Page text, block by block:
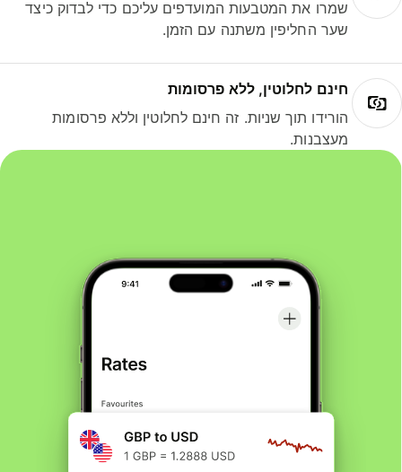
שמרו את המטבעות המועדפים עליכם כדי לבדוק כיצד
שער החליפין משתנה עם הזמן.
חינם לחלוטין, ללא פרסומות
הורידו תוך שניות. זה חינם לחלוטין וללא פרסומות
מעצבנות.